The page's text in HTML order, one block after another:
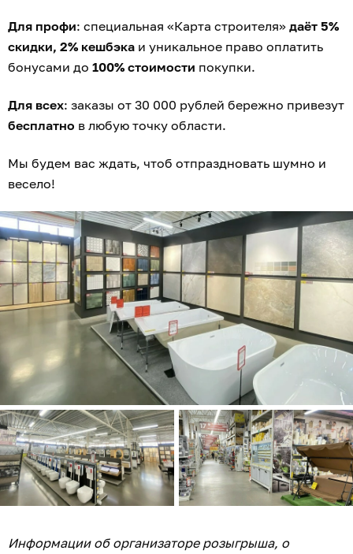
Для профи: специальная «Карта строителя» даёт 5%
скидки, 2% кешбэка и уникальное право оплатить
бонусами до 100% стоимости покупки.
Для всех: заказы от 30 000 рублей бережно привезут
бесплатно в любую точку области.
Мы будем вас ждать, чтоб отпраздновать шумно и
весело!
Информации об организаторе розыгрыша, о